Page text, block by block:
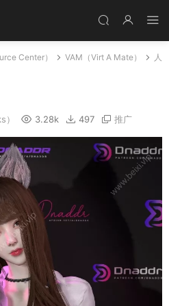
Center） VAM（Virt A Mate）
人
3.28k 497 推广